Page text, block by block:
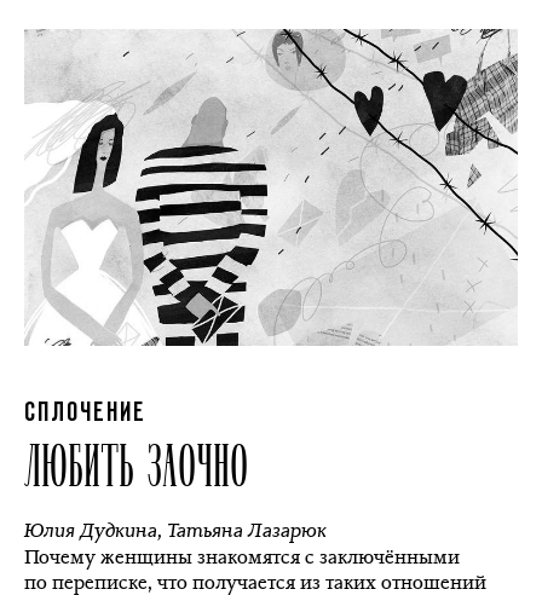
СПЛОЧЕНИЕ
ЛЮБИТЬ ЗАОЧНО
Юлия Дудкина, Татьяна Лазарюк
Почему женщины знакомятся с заключёнными
по переписке, что получается из таких отношений